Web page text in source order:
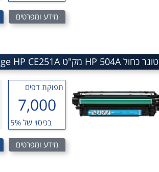
מידע ומפרטים
טונר כחול HP 504A מק"ט 504A Cyan LaserJet Toner Cartridge HP CE251A
תפוקת דפים
7,000
בכיסוי של 5%
מידע ומפרטים